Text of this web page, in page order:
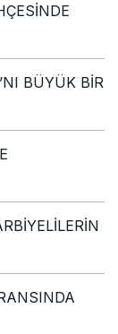
BÜYÜK BİR